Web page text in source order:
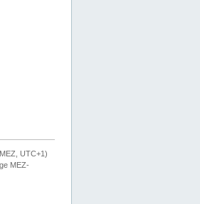
UTC+1)
MEZ-